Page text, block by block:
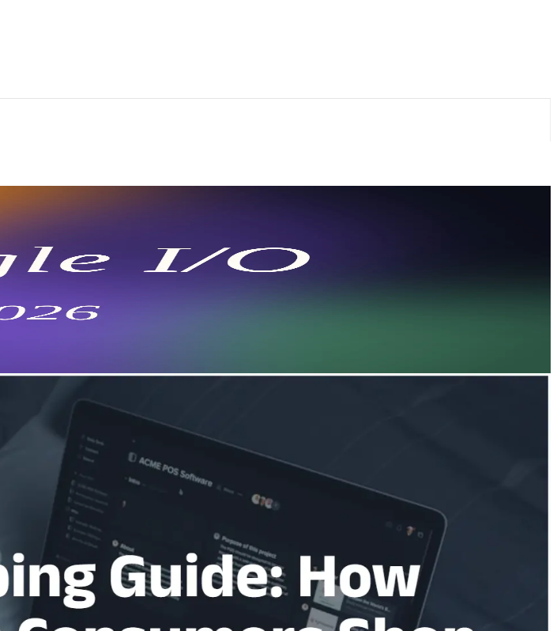
3.5, Omni и Antigravity
Flash, Gemini Omni, AI Search. Попробуйте CometAPI — единый ключ, совместимый